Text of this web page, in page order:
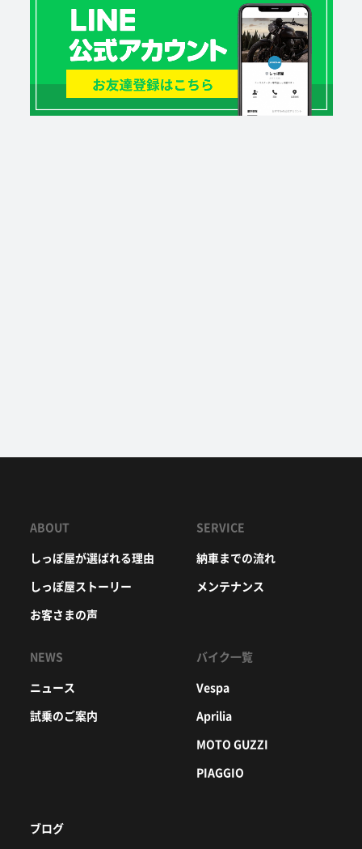
ABOUT
しっぽ屋が選ばれる理由
しっぽ屋ストーリー
お客さまの声
NEWS
ニュース
試乗のご案内
SERVICE
納車までの流れ
メンテナンス
バイク一覧
Vespa
Aprilia
MOTO GUZZI
PIAGGIO
ブログ